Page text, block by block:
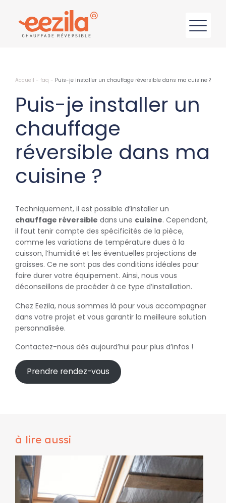
Accueil - faq - Puis-je installer un chauffage réversible dans ma cuisine ?
Puis-je installer un
chauffage
réversible dans ma
cuisine ?
Techniquement, il est possible d’installer un
chauffage réversible dans une cuisine. Cependant,
il faut tenir compte des spécificités de la pièce,
comme les variations de température dues à la
cuisson, l’humidité et les éventuelles projections de
graisses. Ce ne sont pas des conditions idéales pour
faire durer votre équipement. Ainsi, nous vous
déconseillons de procéder à ce type d’installation.
Chez Eezila, nous sommes là pour vous accompagner
dans votre projet et vous garantir la meilleure solution
personnalisée.
Contactez-nous dès aujourd’hui pour plus d’infos !
Prendre rendez-vous
à lire aussi